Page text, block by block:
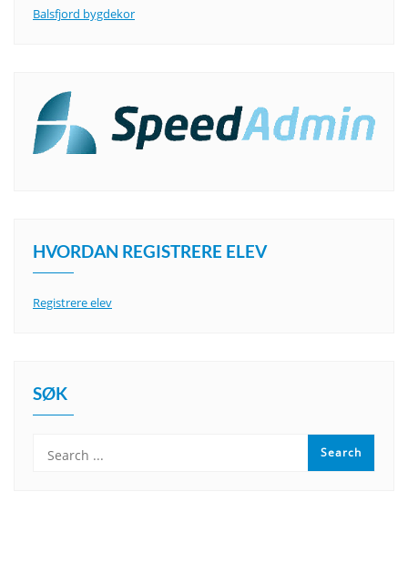
Balsfjord bygdekor
HVORDAN REGISTRERE ELEV
Registrere elev
SØK